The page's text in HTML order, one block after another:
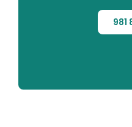
981